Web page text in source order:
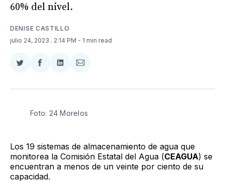
60% del nivel.
DENISE CASTILLO
julio 24, 2023 . 2:14 PM - 1 min read
Compartir
Twitter
Compartir
Facebook
Compartir
LinkedIn
Compartir
Email
Foto: 24 Morelos
Los 19 sistemas de almacenamiento de agua que
monitorea la Comisión Estatal del Agua (CEAGUA) se
encuentran a menos de un veinte por ciento de su
capacidad.